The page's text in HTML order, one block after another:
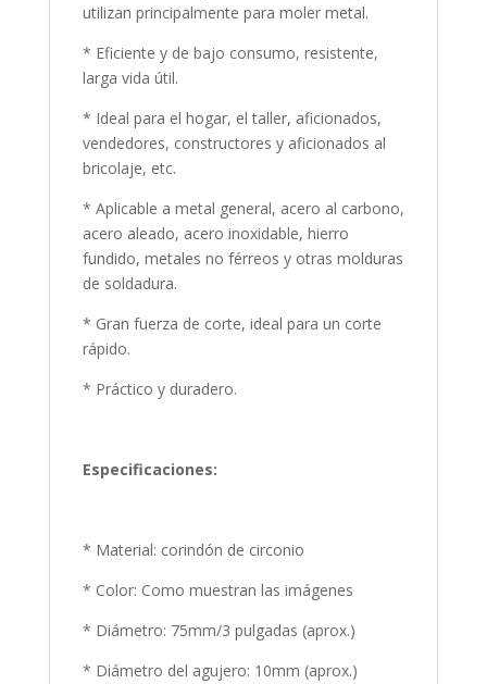
utilizan principalmente para moler metal.
* Eficiente y de bajo consumo, resistente,
larga vida útil.
* Ideal para el hogar, el taller, aficionados,
vendedores, constructores y aficionados al
bricolaje, etc.
* Aplicable a metal general, acero al carbono,
acero aleado, acero inoxidable, hierro
fundido, metales no férreos y otras molduras
de soldadura.
* Gran fuerza de corte, ideal para un corte
rápido.
* Práctico y duradero.
Especificaciones:
* Material: corindón de circonio
* Color: Como muestran las imágenes
* Diámetro: 75mm/3 pulgadas (aprox.)
* Diámetro del agujero: 10mm (aprox.)